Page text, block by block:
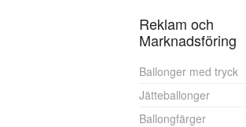
Reklam och
Marknadsföring
Ballonger med tryck
Jätteballonger
Ballongfärger